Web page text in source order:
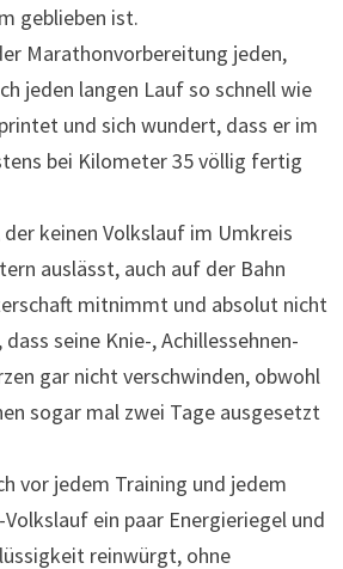
geblieben ist.
Marathonvorbereitung jeden,
jeden langen Lauf so schnell wie
und sich wundert, dass er im
bei Kilometer 35 völlig fertig
der keinen Volkslauf im Umkreis
auslässt, auch auf der Bahn
mitnimmt und absolut nicht
seine Knie-, Achillessehnen-
gar nicht verschwinden, obwohl
sogar mal zwei Tage ausgesetzt
vor jedem Training und jedem
ein paar Energieriegel und
reinwürgt, ohne